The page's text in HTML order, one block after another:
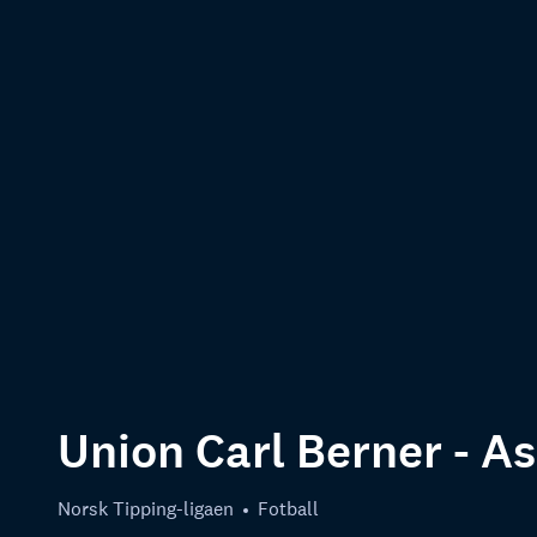
Union Carl Berner -
Norsk Tipping-ligaen Fotball